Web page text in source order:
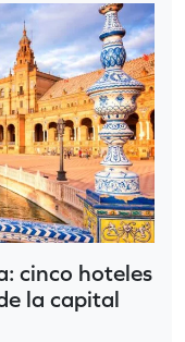
cinco hoteles
la capital